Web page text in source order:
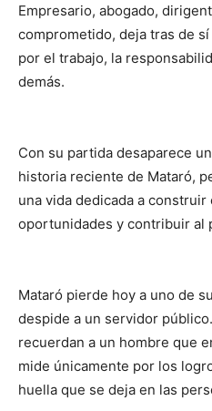
Empresario, abogado,
comprometido, deja tras de
por el trabajo, la
demás.
Con su partida desaparece
historia reciente de Mataró,
una vida dedicada a
oportunidades y contribuir al
Mataró pierde hoy a uno de
despide a un servidor
recuerdan a un hombre que
mide únicamente por los
huella que se deja en las